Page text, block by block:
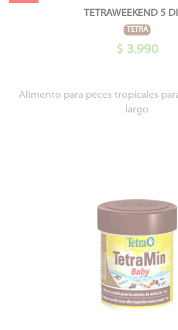
TETRAWEEKEND 5
TETRA
$ 3.990
Alimento para peces tropicales
largo